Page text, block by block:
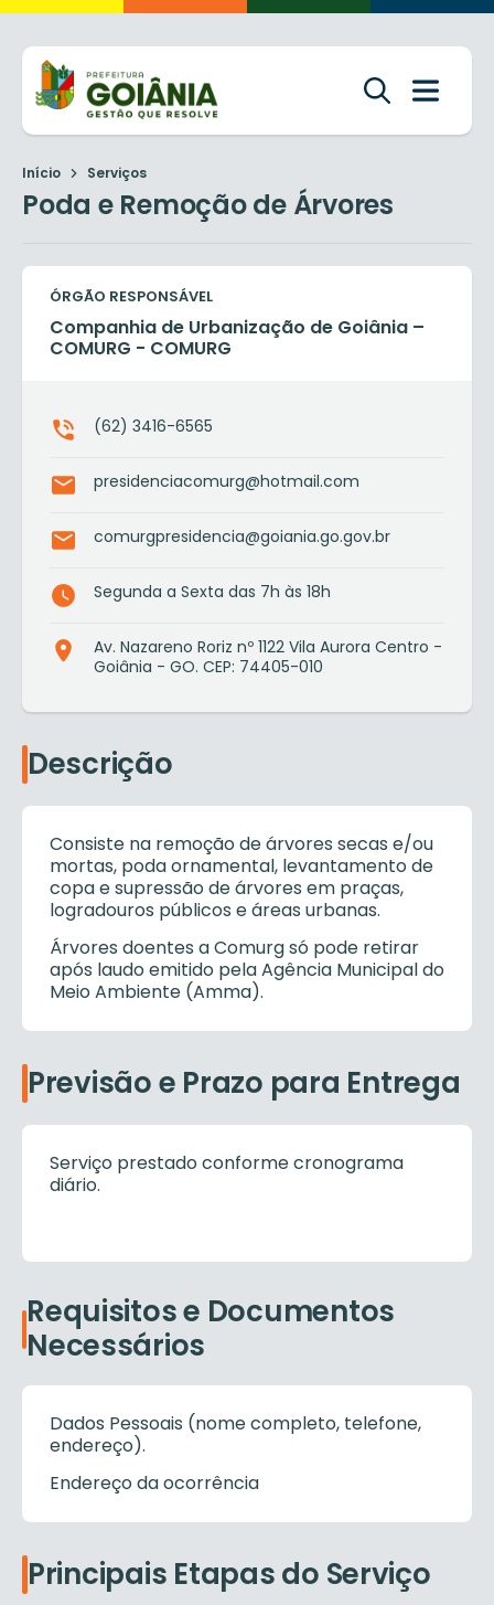
Início Serviços
Poda e Remoção de Árvores
ÓRGÃO RESPONSÁVEL
Companhia de Urbanização de Goiânia –
COMURG - COMURG
(62) 3416-6565
presidenciacomurg@hotmail.com
comurgpresidencia@goiania.go.gov.br
Segunda a Sexta das 7h às 18h
Av. Nazareno Roriz nº 1122 Vila Aurora Centro -
Goiânia - GO. CEP: 74405-010
Descrição
Consiste na remoção de árvores secas e/ou
mortas, poda ornamental, levantamento de
copa e supressão de árvores em praças,
logradouros públicos e áreas urbanas.
Árvores doentes a Comurg só pode retirar
após laudo emitido pela Agência Municipal do
Meio Ambiente (Amma).
Previsão e Prazo para Entrega
Serviço prestado conforme cronograma
diário.
Requisitos e Documentos
Necessários
Dados Pessoais (nome completo, telefone,
endereço).
Endereço da ocorrência
Principais Etapas do Serviço